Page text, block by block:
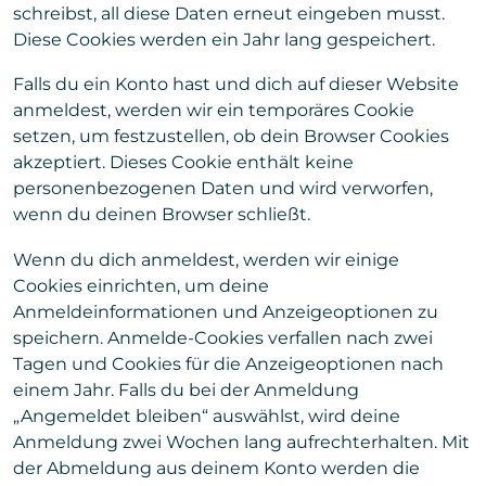
schreibst, all diese Daten erneut eingeben musst.
Diese Cookies werden ein Jahr lang gespeichert.
Falls du ein Konto hast und dich auf dieser Website
anmeldest, werden wir ein temporäres Cookie
setzen, um festzustellen, ob dein Browser Cookies
akzeptiert. Dieses Cookie enthält keine
personenbezogenen Daten und wird verworfen,
wenn du deinen Browser schließt.
Wenn du dich anmeldest, werden wir einige
Cookies einrichten, um deine
Anmeldeinformationen und Anzeigeoptionen zu
speichern. Anmelde-Cookies verfallen nach zwei
Tagen und Cookies für die Anzeigeoptionen nach
einem Jahr. Falls du bei der Anmeldung
„Angemeldet bleiben“ auswählst, wird deine
Anmeldung zwei Wochen lang aufrechterhalten. Mit
der Abmeldung aus deinem Konto werden die